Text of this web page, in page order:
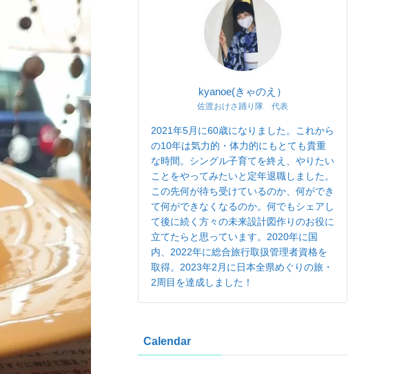
kyanoe(きゃのえ）
佐渡おけさ踊り隊 代表
2021年5月に60歳になりました。これから
の10年は気力的・体力的にもとても貴重
な時間。シングル子育てを終え、やりたい
ことをやってみたいと定年退職しました。
この先何が待ち受けているのか、何ができ
て何ができなくなるのか。何でもシェアし
て後に続く方々の未来設計図作りのお役に
立てたらと思っています。2020年に国
内、2022年に総合旅行取扱管理者資格を
取得。2023年2月に日本全県めぐりの旅・
2周目を達成しました！
Calendar